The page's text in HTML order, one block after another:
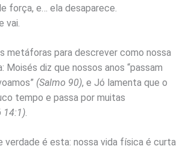
força, e… ela desaparece.
vai.
metáforas para descrever como nossa
Moisés diz que nossos anos “passam
(Salmo 90), e Jó lamenta que o
tempo e passa por muitas
14:1).
verdade é esta: nossa vida física é curta